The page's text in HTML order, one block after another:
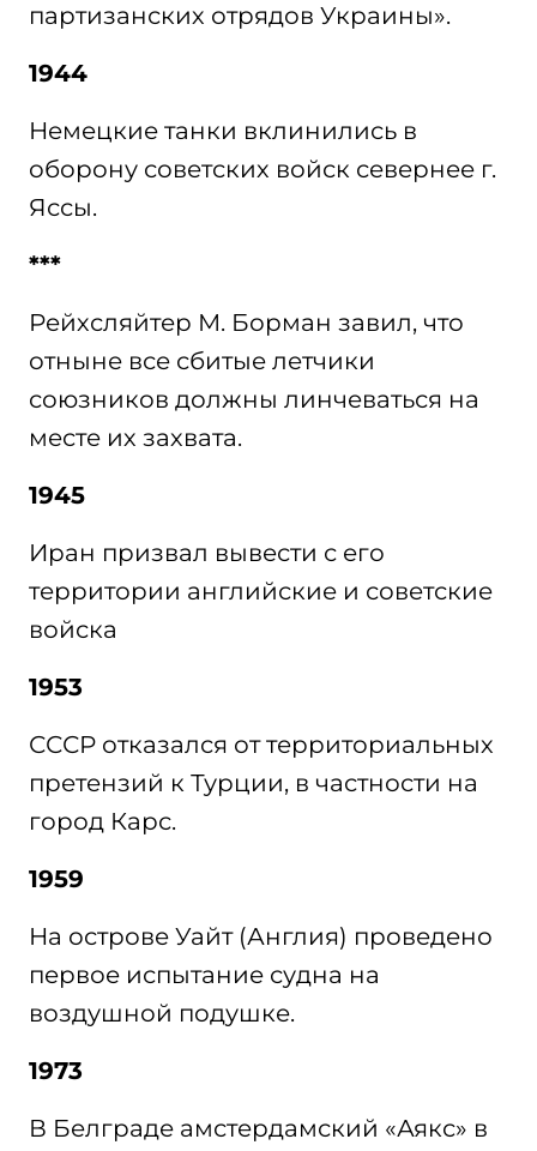
партизанских отрядов Украины».
1944
Немецкие танки вклинились в
оборону советских войск севернее г.
Яссы.
***
Рейхсляйтер М. Борман завил, что
отныне все сбитые летчики
союзников должны линчеваться на
месте их захвата.
1945
Иран призвал вывести с его
территории английские и советские
войска
1953
СССР отказался от территориальных
претензий к Турции, в частности на
город Карс.
1959
На острове Уайт (Англия) проведено
первое испытание судна на
воздушной подушке.
1973
В Белграде амстердамский «Аякс» в